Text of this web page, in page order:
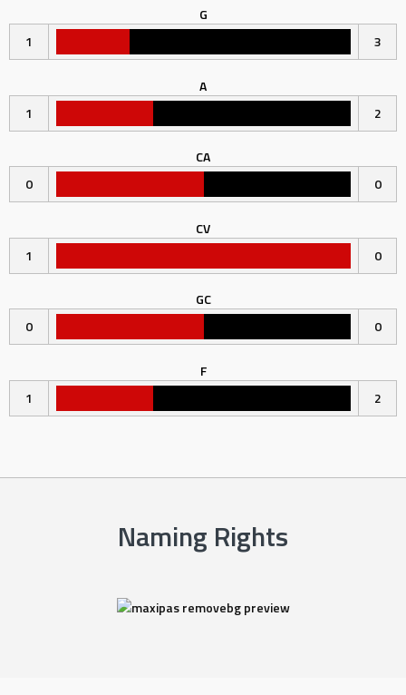
G
1
3
A
1
2
CA
0
0
CV
1
0
GC
0
0
F
1
2
Naming Rights